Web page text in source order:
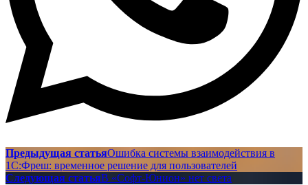
Предыдущая статьяОшибка системы взаимодействия в
1С:Фреш: временное решение для пользователей
Следующая статьяВ «Софт-Юнион» нет света